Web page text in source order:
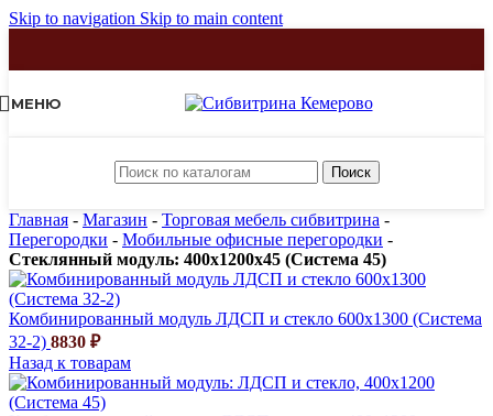
Skip to navigation Skip to main content
МЕНЮ
Поиск
Главная - Магазин - Торговая мебель сибвитрина -
Перегородки - Мобильные офисные перегородки -
Стеклянный модуль: 400х1200х45 (Система 45)
Комбинированный модуль ЛДСП и стекло 600х1300 (Система
32-2) 8830 ₽
Назад к товарам